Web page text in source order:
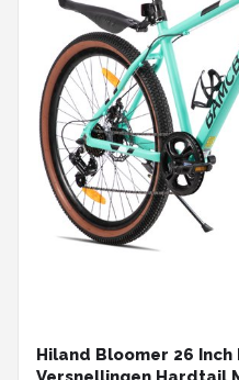
Hiland Bloomer 26